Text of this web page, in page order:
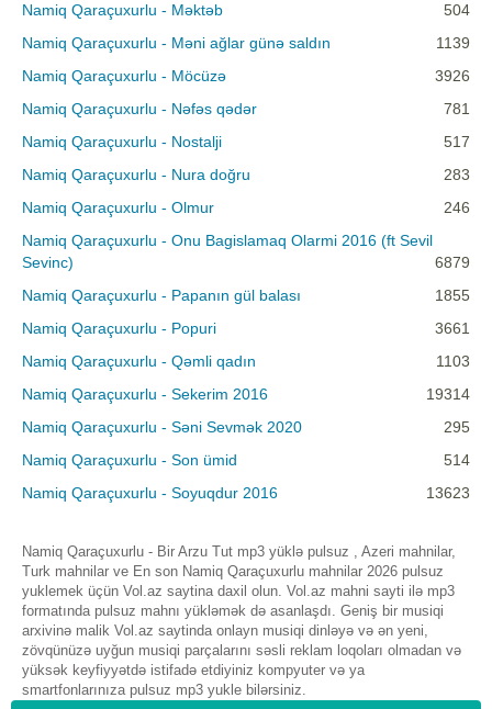
Namiq Qaraçuxurlu - Məktəb
504
Namiq Qaraçuxurlu - Məni ağlar günə saldın
1139
Namiq Qaraçuxurlu - Möcüzə
3926
Namiq Qaraçuxurlu - Nəfəs qədər
781
Namiq Qaraçuxurlu - Nostalji
517
Namiq Qaraçuxurlu - Nura doğru
283
Namiq Qaraçuxurlu - Olmur
246
Namiq Qaraçuxurlu - Onu Bagislamaq Olarmi 2016 (ft Sevil
Sevinc)
6879
Namiq Qaraçuxurlu - Papanın gül balası
1855
Namiq Qaraçuxurlu - Popuri
3661
Namiq Qaraçuxurlu - Qəmli qadın
1103
Namiq Qaraçuxurlu - Sekerim 2016
19314
Namiq Qaraçuxurlu - Səni Sevmək 2020
295
Namiq Qaraçuxurlu - Son ümid
514
Namiq Qaraçuxurlu - Soyuqdur 2016
13623
Namiq Qaraçuxurlu - Bir Arzu Tut mp3 yüklə pulsuz , Azeri mahnilar,
Turk mahnilar ve En son Namiq Qaraçuxurlu mahnilar 2026 pulsuz
yuklemek üçün Vol.az saytina daxil olun. Vol.az mahni sayti ilə mp3
formatında pulsuz mahnı yükləmək də asanlaşdı. Geniş bir musiqi
arxivinə malik Vol.az saytinda onlayn musiqi dinləyə və ən yeni,
zövqünüzə uyğun musiqi parçalarını səsli reklam loqoları olmadan və
yüksək keyfiyyətdə istifadə etdiyiniz kompyuter və ya
smartfonlarınıza pulsuz mp3 yukle bilərsiniz.